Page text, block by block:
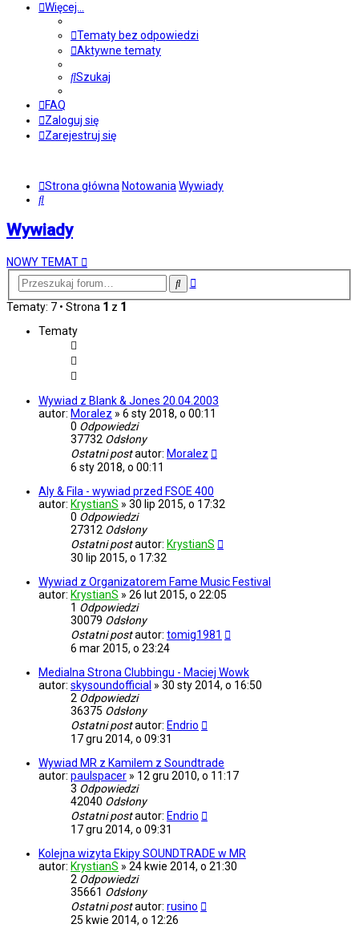
Więcej…
Tematy bez odpowiedzi
Aktywne tematy
Szukaj
FAQ
Zaloguj się
Zarejestruj się
Strona główna Notowania Wywiady
Szukaj
Wywiady
NOWY TEMAT
SzukajWyszukiwanie
Tematy: 7 • Strona 1 z 1
Tematy
Wywiad z Blank & Jones 20.04.2003
autor: Moralez » 6 sty 2018, o 00:11
0 Odpowiedzi
37732 Odsłony
Ostatni postautor: Moralez
6 sty 2018, o 00:11
Aly & Fila - wywiad przed FSOE 400
autor: KrystianS » 30 lip 2015, o 17:32
0 Odpowiedzi
27312 Odsłony
Ostatni postautor: KrystianS
30 lip 2015, o 17:32
Wywiad z Organizatorem Fame Music Festival
autor: KrystianS » 26 lut 2015, o 22:05
1 Odpowiedzi
30079 Odsłony
Ostatni postautor: tomig1981
6 mar 2015, o 23:24
Medialna Strona Clubbingu - Maciej Wowk
autor: skysoundofficial » 30 sty 2014, o 16:50
2 Odpowiedzi
36375 Odsłony
Ostatni postautor: Endrio
17 gru 2014, o 09:31
Wywiad MR z Kamilem z Soundtrade
autor: paulspacer » 12 gru 2010, o 11:17
3 Odpowiedzi
42040 Odsłony
Ostatni postautor: Endrio
17 gru 2014, o 09:31
Kolejna wizyta Ekipy SOUNDTRADE w MR
autor: KrystianS » 24 kwie 2014, o 21:30
2 Odpowiedzi
35661 Odsłony
Ostatni postautor: rusino
25 kwie 2014, o 12:26